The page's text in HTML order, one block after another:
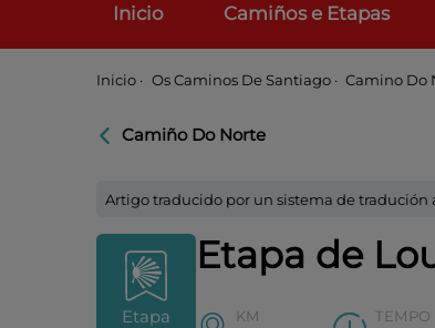
Inicio Camiños e Etapas
Inicio · Os Caminos De Santiago · Camino Do
Camiño Do Norte
Artigo traducido por un sistema de
Etapa
Etapa de
KM TEMPO